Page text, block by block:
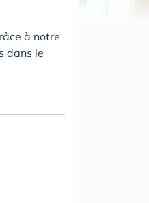
à notre
dans le